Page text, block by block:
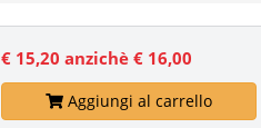
€ 15,20 anzichè € 16,00
Aggiungi al carrello